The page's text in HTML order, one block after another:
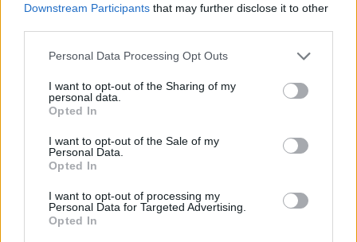
Downstream Participants that may further disclose it to other
Personal Data Processing Opt Outs
I want to opt-out of the Sharing of my
personal data.
Opted In
I want to opt-out of the Sale of my
Personal Data.
Opted In
I want to opt-out of processing my
Personal Data for Targeted Advertising.
Opted In
„JCDecaux premija 2020“ vertinimo komisijos specialus
E.Povilanskaitei.
D.Putino nuotr.
E.Povilanskaitės vardas parodos
apdovanojimų kontekste skambėjo ir antrą
prizas“, suteikiantis galimybę savo darbus
eksponuoti „JCDecaux Lietuva“ lauko